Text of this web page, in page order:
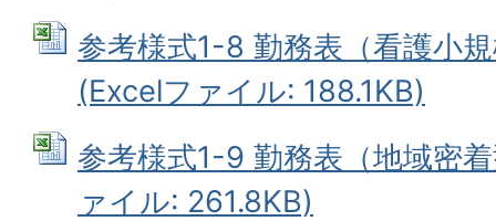
参考様式1-8 勤務表（看護小
(Excelファイル: 188.1KB)
参考様式1-9 勤務表（地域密
ァイル: 261.8KB)